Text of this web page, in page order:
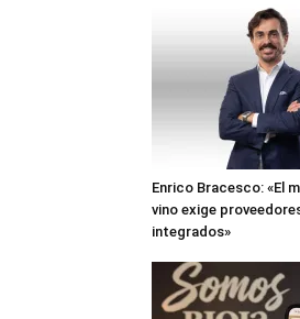
Enrico Bracesco: «El
vino exige
integrados»